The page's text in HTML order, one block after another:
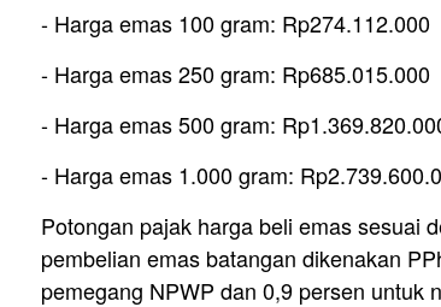
‎- ⁠Harga emas 100 gram: Rp274.112.000
‎- ⁠Harga emas 250 gram: Rp685.015.000
‎- ⁠Harga emas 500 gram:
‎- ⁠Harga emas 1.000 gram:
‎‎Potongan pajak harga beli emas sesuai
pembelian emas batangan dikenakan
pemegang NPWP dan 0,9 persen untuk